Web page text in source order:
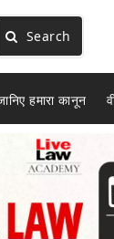
Search
हमारा कानून